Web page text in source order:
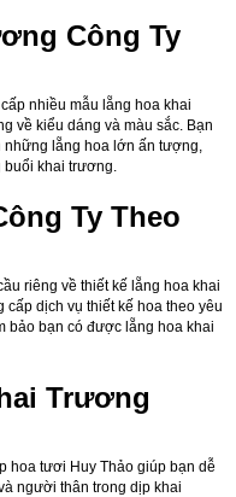
Công Ty
nhiều mẫu lẵng hoa khai
về kiểu dáng và màu sắc. Bạn
những lẵng hoa lớn ấn tượng,
buổi khai trương.
Ty Theo
riêng về thiết kế lẵng hoa khai
dịch vụ thiết kế hoa theo yêu
bảo bạn có được lẵng hoa khai
Trương
hoa tươi Huy Thảo giúp bạn dễ
người thân trong dịp khai